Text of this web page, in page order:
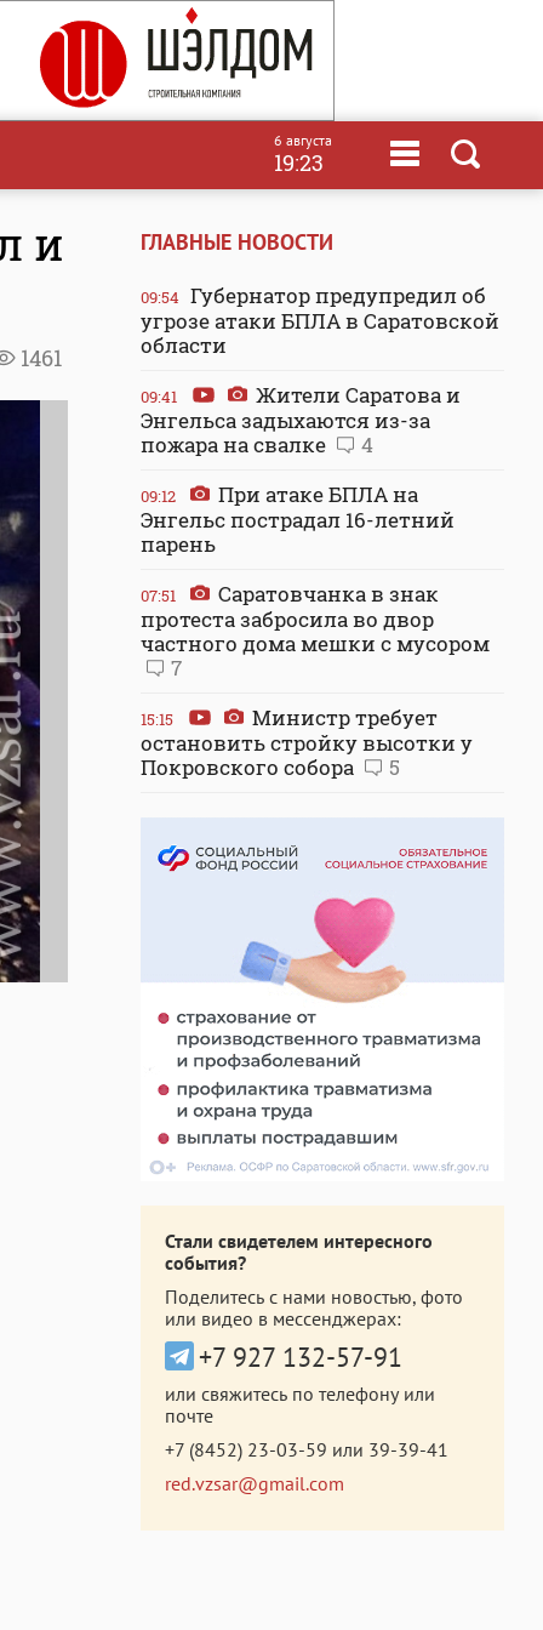
6 августа
19:23
и
1461
ГЛАВНЫЕ НОВОСТИ
09:54 Губернатор предупредил об
угрозе атаки БПЛА в Саратовской
области
09:41
Жители Саратова и
Энгельса задыхаются из-за
пожара на свалке
4
09:12
При атаке БПЛА на
Энгельс пострадал 16-летний
парень
07:51
Саратовчанка в знак
протеста забросила во двор
частного дома мешки с мусором
7
15:15
Министр требует
остановить стройку высотки у
Покровского собора
5
Стали свидетелем интересного
события?
Поделитесь с нами новостью, фото
или видео в мессенджерах:
+7 927 132-57-91
или свяжитесь по телефону или
почте
+7 (8452) 23-03-59 или 39-39-41
red.vzsar@gmail.com